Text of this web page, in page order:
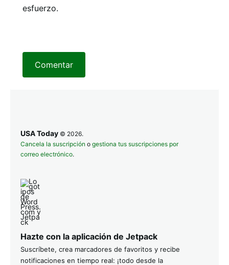
esfuerzo.
Comentar
USA Today © 2026.
Cancela la suscripción o gestiona tus suscripciones por
correo electrónico.
Hazte con la aplicación de Jetpack
Suscríbete, crea marcadores de favoritos y recibe
notificaciones en tiempo real: ¡todo desde la